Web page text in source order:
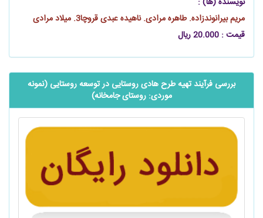
مریم بیرانوندزاده. طاهره مرادی. ناهیده عبدی قروچا3. میلاد مرادی
قیمت : 20.000 ریال
بررسی فرآیند تهیه طرح هادی روستایی در توسعه روستایی (نمونه
موردی: روستای جامخانه)